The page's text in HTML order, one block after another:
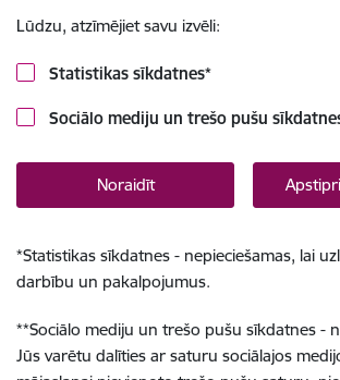
Lūdzu, atzīmējiet savu izvēli:
Statistikas sīkdatnes*
Sociālo mediju un trešo pušu
Noraidīt
*Statistikas sīkdatnes - nepieciešamas, lai
darbību un pakalpojumus.
**Sociālo mediju un trešo pušu sīkdatnes -
Jūs varētu dalīties ar saturu sociālajos